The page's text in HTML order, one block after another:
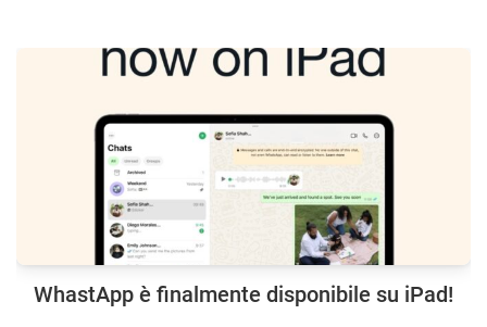
WhastApp è finalmente disponibile su iPad!